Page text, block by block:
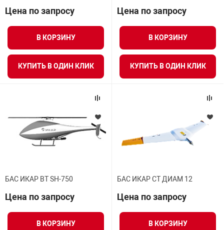
Цена по запросу
В КОРЗИНУ
КУПИТЬ В ОДИН КЛИК
Цена по запросу
В КОРЗИНУ
КУПИТЬ В ОДИН КЛИК
БАС ИКАР ВТ SH-750
Цена по запросу
В КОРЗИНУ
БАС ИКАР СТ ДИАМ 12
Цена по запросу
В КОРЗИНУ